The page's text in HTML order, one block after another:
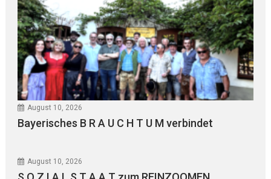
August 10, 2026
Bayerisches B R A U C H T U M verbindet
August 10, 2026